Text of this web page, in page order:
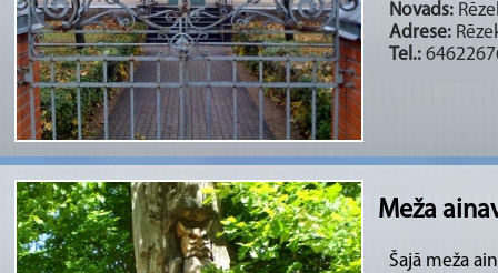
Novads:
Adrese:
Tel.:
Meža
Šajā meža